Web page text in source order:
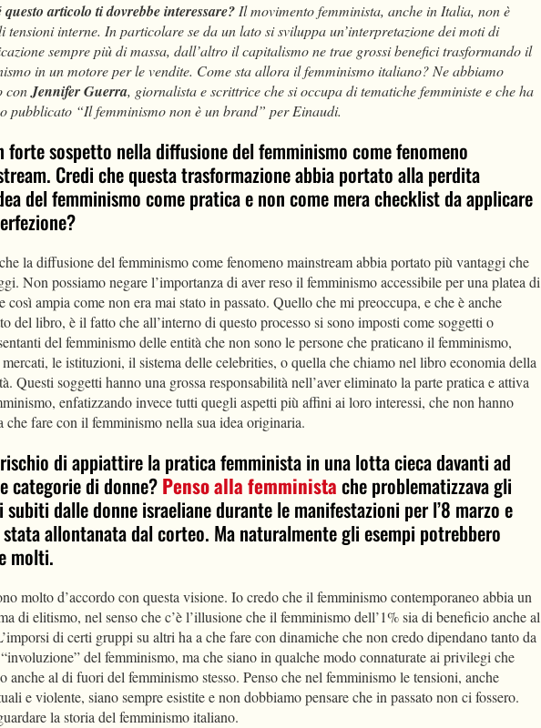
questo articolo ti dovrebbe interessare?Il movimento femminista, anche in Italia, non è
tensioni interne. In particolare se da un lato si sviluppa un’interpretazione dei moti di
sempre più di massa, dall’altro il capitalismo ne trae grossi benefici trasformando il
in un motore per le vendite. Come sta allora il femminismo italiano? Ne abbiamo
conJennifer Guerra, giornalista e scrittrice che si occupa di tematiche femministe e che ha
pubblicato “Il femminismo non è un brand” per Einaudi.
forte sospetto nella diffusione del femminismo come fenomeno
Credi che questa trasformazione abbia portato alla perdita
del femminismo come pratica e non come mera checklist da applicare
la diffusione del femminismo come fenomeno mainstream abbia portato più vantaggi che
Non possiamo negare l’importanza di aver reso il femminismo accessibile per una platea di
così ampia come non era mai stato in passato. Quello che mi preoccupa, e che è anche
del libro, è il fatto che all’interno di questo processo si sono imposti come soggetti o
del femminismo delle entità che non sono le persone che praticano il femminismo,
le istituzioni, il sistema delle celebrities, o quella che chiamo nel libro economia della
Questi soggetti hanno una grossa responsabilità nell’aver eliminato la parte pratica e attiva
enfatizzando invece tutti quegli aspetti più affini ai loro interessi, che non hanno
che fare con il femminismo nella sua idea originaria.
rischio di appiattire la pratica femminista in una lotta cieca davanti ad
categorie di donne?Penso alla femministache problematizzava gli
dalle donne israeliane durante le manifestazioni per l’8 marzo e
allontanata dal corteo. Ma naturalmente gli esempi potrebbero
molti.
molto d’accordo con questa visione. Io credo che il femminismo contemporaneo abbia un
di elitismo, nel senso che c’è l’illusione che il femminismo dell’1% sia di beneficio anche al
di certi gruppi su altri ha a che fare con dinamiche che non credo dipendano tanto da
del femminismo, ma che siano in qualche modo connaturate ai privilegi che
anche al di fuori del femminismo stesso. Penso che nel femminismo le tensioni, anche
e violente, siano sempre esistite e non dobbiamo pensare che in passato non ci fossero.
la storia del femminismo italiano.